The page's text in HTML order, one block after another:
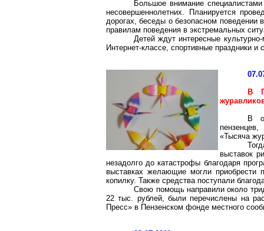
Большое внимание
несовершеннолетних. Планируется
дорогах, беседы о безопасном поведении
правилам поведения в экстремальных
Детей ждут интересные
Интернет-классе, спортивные праздники и
В
В
«Тысяча
выставок
незадолго до катастрофы благодаря
выставках желающие могли приобрести
копилку. Также средства поступали
Свою помощь направили около
22 тыс. рублей, были перечислены на
Пресс» в Пензенском фонде местного